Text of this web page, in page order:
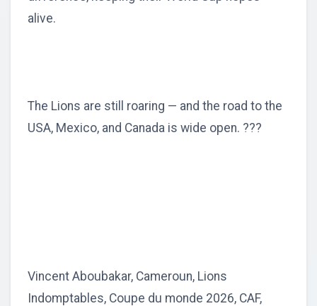
alive.
The Lions are still roaring — and the road to the
USA, Mexico, and Canada is wide open. ???
Vincent Aboubakar, Cameroun, Lions
Indomptables, Coupe du monde 2026, CAF,